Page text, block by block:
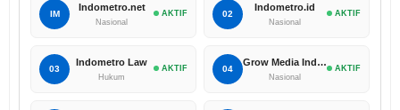
IM
Indometro.net
Nasional
AKTIF 02
Indometro.id
Nasional
AKTIF
03
Indometro Law
Hukum
AKTIF 04
Grow Media Indonesia
Nasional
AKTIF